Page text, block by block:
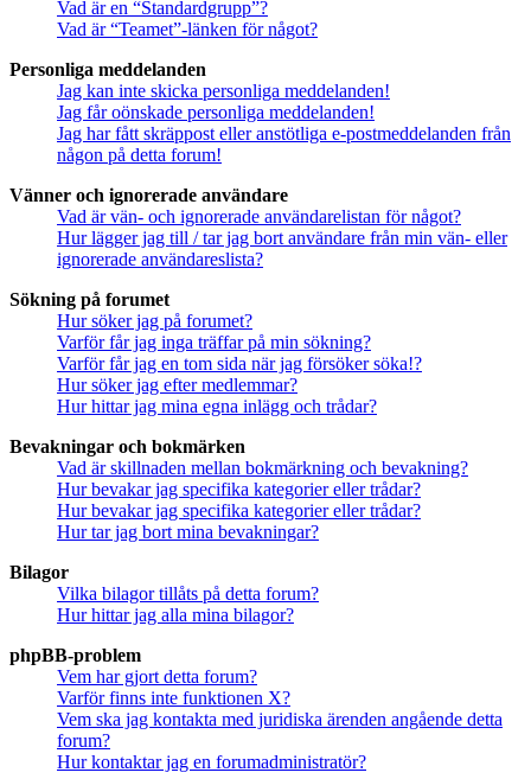
Vad är en “Standardgrupp”?
Vad är “Teamet”-länken för något?
Personliga meddelanden
Jag kan inte skicka personliga meddelanden!
Jag får oönskade personliga meddelanden!
Jag har fått skräppost eller anstötliga e-postmeddelanden från
någon på detta forum!
Vänner och ignorerade användare
Vad är vän- och ignorerade användarelistan för något?
Hur lägger jag till / tar jag bort användare från min vän- eller
ignorerade användareslista?
Sökning på forumet
Hur söker jag på forumet?
Varför får jag inga träffar på min sökning?
Varför får jag en tom sida när jag försöker söka!?
Hur söker jag efter medlemmar?
Hur hittar jag mina egna inlägg och trådar?
Bevakningar och bokmärken
Vad är skillnaden mellan bokmärkning och bevakning?
Hur bevakar jag specifika kategorier eller trådar?
Hur bevakar jag specifika kategorier eller trådar?
Hur tar jag bort mina bevakningar?
Bilagor
Vilka bilagor tillåts på detta forum?
Hur hittar jag alla mina bilagor?
phpBB-problem
Vem har gjort detta forum?
Varför finns inte funktionen X?
Vem ska jag kontakta med juridiska ärenden angående detta
forum?
Hur kontaktar jag en forumadministratör?